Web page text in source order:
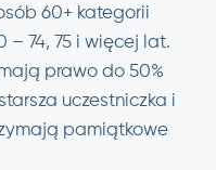
60+ kategorii
– 74, 75 i więcej lat.
prawo do 50%
uczestniczka i
pamiątkowe